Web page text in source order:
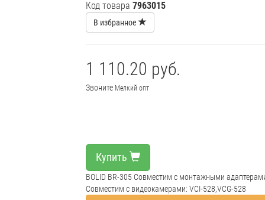
Код товара 7963015
В избранное
1 110.20 руб.
Звоните Мелкий опт
Купить
BOLID BR-305 Совместим с монтажными
Совместим с видеокамерами: VCI-528,VCG-528